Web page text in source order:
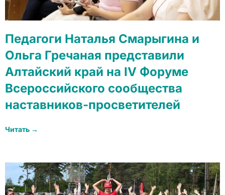
Педагоги Наталья Смарыгина и
Ольга Гречаная представили
Алтайский край на IV Форуме
Всероссийского сообщества
наставников-просветителей
Читать →